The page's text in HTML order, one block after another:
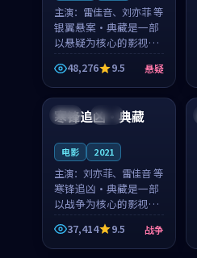
主演： 雷佳音、刘亦菲 等
银翼悬案·典藏是一部
以悬疑为核心的影视作
品，围绕危机、反转与
人物成长展开，整体节
奏紧凑，值得推荐观
看。
48,276 9.5 悬疑
中国 杜比
寒锋追凶·典藏
电影 2021
主演： 刘亦菲、雷佳音 等
寒锋追凶·典藏是一部
以战争为核心的影视作
品，围绕危机、反转与
人物成长展开，整体节
奏紧凑，值得推荐观
37,414 9.5 战争